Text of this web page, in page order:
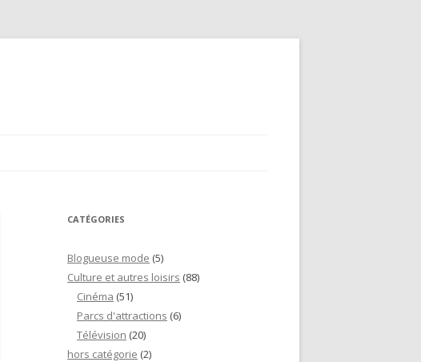
CATÉGORIES
Blogueuse mode (5)
Culture et autres loisirs (88)
Cinéma (51)
Parcs d'attractions (6)
Télévision (20)
hors catégorie (2)